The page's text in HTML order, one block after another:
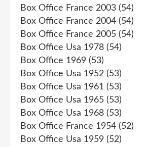
Box Office France 2003 (54)
Box Office France 2004 (54)
Box Office France 2005 (54)
Box Office Usa 1978 (54)
Box Office 1969 (53)
Box Office Usa 1952 (53)
Box Office Usa 1961 (53)
Box Office Usa 1965 (53)
Box Office Usa 1968 (53)
Box Office France 1954 (52)
Box Office Usa 1959 (52)